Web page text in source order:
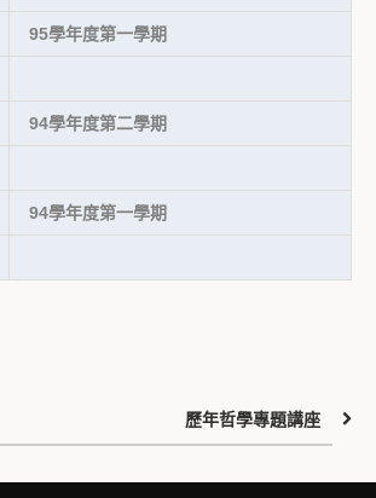
95學年度第一學期
94學年度第二學期
94學年度第一學期
歷年哲學專題講座